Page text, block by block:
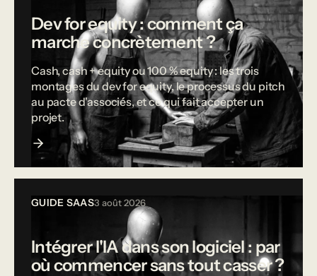
Dev for equity : comment ça
marche concrètement ?
Cash, cash + equity ou 100 % equity : les trois
montages du dev for equity, le processus du pitch
au pacte d'associés, et ce qui fait accepter un
projet.
GUIDE SAAS3 août 2026
Intégrer l'IA dans son logiciel : par
où commencer sans tout casser ?